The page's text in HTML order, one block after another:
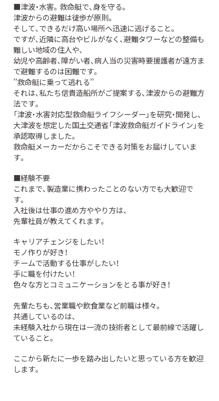
■津波・水害。救命艇で、身を守る。
津波からの避難は徒歩が原則。
そして、できるだけ高い場所へ迅速に逃げること。
ですが、近隣に高台やビルがなく、避難タワーなどの整備も
難しい地域の住人や、
幼児や高齢者、障がい者、病人当の災害時要援護者が遠方ま
で避難するのは困難です。
’’救命艇に乗って逃れる’’
それは、私たち信貴造船所がご提案する、津波からの避難方
法です。
「津波・水害対応型救命艇ライフシーダー」を研究・開発し、
大津波を想定した国土交通省「津波救命艇ガイドライン」を
承認取得しました。
救命艇メーカーだからこそできる対策をお届けしていま
す。
■経験不要
これまで、製造業に携わったことのない方でも大歓迎で
す。
入社後は仕事の進め方ややり方は、
先輩社員が教えてくれます。
キャリアチェンジをしたい！
モノ作りが好き！
チームで活動する仕事がしたい！
手に職を付けたい！
色々な方とコミュニケーションをとる事が好き！
先輩たちも、営業職や飲食業など前職は様々。
共通しているのは、
未経験入社から現在は一流の技術者として最前線で活躍し
ていること。
ここから新たに一歩を踏み出したいと思っている方を歓迎
します。